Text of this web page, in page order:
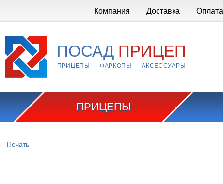
Компания Доставка Оплата
ПОСАД ПРИЦЕП
ПРИЦЕПЫ — ФАРКОПЫ — АКСЕССУАРЫ
ПРИЦЕПЫ
Печать